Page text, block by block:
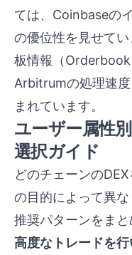
ては、Coinbaseの
の優位性を見せて
板情報（Orderbook
Arbitrumの処理速
まれています。
ユーザー属性
選択ガイド
どのチェーンの
の目的によって異
推奨パターンをまと
高度なトレードを